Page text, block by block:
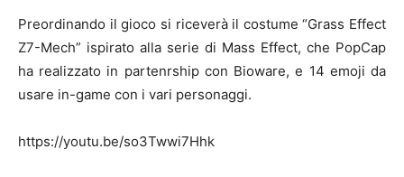
Preordinando il gioco si riceverà il costume “Grass Effect
Z7-Mech” ispirato alla serie di Mass Effect, che PopCap
ha realizzato in partenrship con Bioware, e 14 emoji da
usare in-game con i vari personaggi.
https://youtu.be/so3Twwi7Hhk